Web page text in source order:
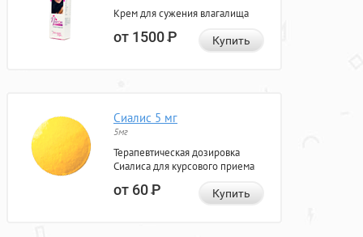
Крем для сужения влагалища
от 1500Р Купить
Сиалис 5 мг
5мг
Терапевтическая дозировка
Сиалиса для курсового приема
от 60Р Купить